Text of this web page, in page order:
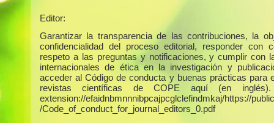
Editor:
Garantizar la transparencia de las contribuciones, la
confidencialidad del proceso editorial, responder con
respeto a las preguntas y notificaciones, y cumplir con
internacionales de ética en la investigación y
acceder al Código de conducta y buenas prácticas para
revistas científicas de COPE aquí (en inglés).
extension://efaidnbmnnnibpcajpcglclefindmkaj/https://
/Code_of_conduct_for_journal_editors_0.pdf